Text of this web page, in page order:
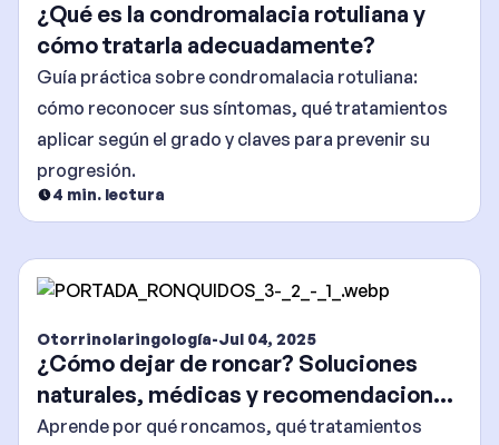
¿Qué es la condromalacia rotuliana y
cómo tratarla adecuadamente?
Guía práctica sobre condromalacia rotuliana:
cómo reconocer sus síntomas, qué tratamientos
aplicar según el grado y claves para prevenir su
progresión.
4 min. lectura
Otorrinolaringología-Jul 04, 2025
¿Cómo dejar de roncar? Soluciones
naturales, médicas y recomendaciones
efectivas
Aprende por qué roncamos, qué tratamientos